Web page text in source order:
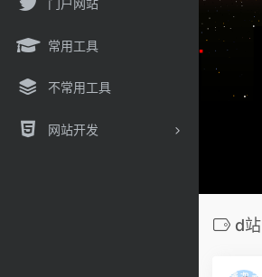
门户网站
常用工具
不常用工具
网站开发
d站